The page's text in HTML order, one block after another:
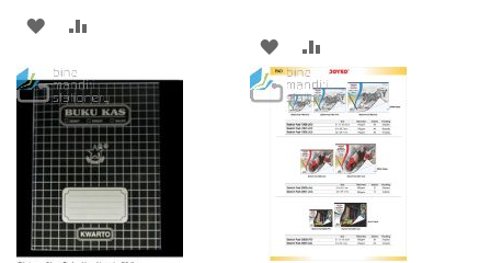
ADD
WISH
LIST
COMPARE
ADD
TO
WISH
LIST
TO
COMPARE